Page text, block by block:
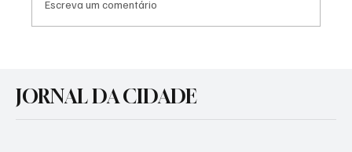
contra a mulher
Escreva um comentário
JORNAL DA CIDADE